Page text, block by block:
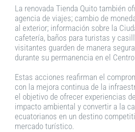
La renovada Tienda Quito también
agencia de viajes; cambio de
al exterior; información sobre la
cafetería, baños para turistas y
visitantes guarden de manera
durante su permanencia en el
Estas acciones reafirman el
con la mejora continua de la
el objetivo de ofrecer experiencias
impacto ambiental y convertir a la
ecuatorianos en un destino
mercado turístico.